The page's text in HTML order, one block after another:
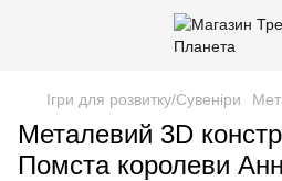
Ігри для розвитку/Сувеніри
Металевий 3D
Помста королеви